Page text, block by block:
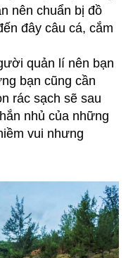
nên chuẩn bị đồ
đây câu cá, cắm
quản lí nên bạn
bạn cũng cần
rác sạch sẽ sau
nhủ của những
vui nhưng